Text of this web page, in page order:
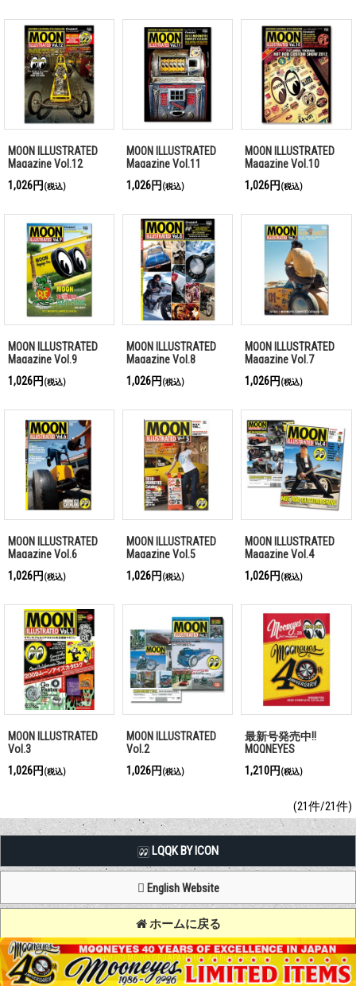
MOON ILLUSTRATED
Magazine Vol.12
1,026円 (税込)
MOON ILLUSTRATED
Magazine Vol.11
1,026円 (税込)
MOON ILLUSTRATED
Magazine Vol.10
1,026円 (税込)
MOON ILLUSTRATED
Magazine Vol.9
1,026円(税込)
MOON ILLUSTRATED
Magazine Vol.8
1,026円(税込)
MOON ILLUSTRATED
Magazine Vol.7
1,026円(税込)
MOON ILLUSTRATED
Magazine Vol.6
1,026円 (税込)
MOON ILLUSTRATED
Magazine Vol.5
1,026円 (税込)
MOON ILLUSTRATED
Magazine Vol.4
1,026円 (税込)
MOON ILLUSTRATED
Vol.3
1,026円 (税込)
MOON ILLUSTRATED
Vol.2
1,026円 (税込)
最新号発売中!!
MQQNEYES
No.28 2026
1,210円 (税込)
(21件/21件)
LQQK BY ICON
English Website
ホームに戻る
Copyright (C) MOON OF JAPAN, INC. All Rights Reserved.